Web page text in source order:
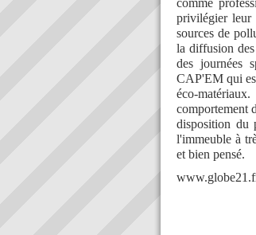
comme
privilégier leur
sources de
la diffusion
des journées
CAP'EM qui
éco-
comportement
disposition du
l'immeuble à
et bien pensé.